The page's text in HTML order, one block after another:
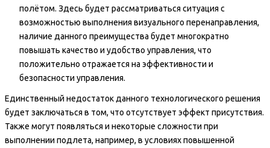
полётом. Здесь будет рассматриваться ситуация с
возможностью выполнения визуального перенаправления,
наличие данного преимущества будет многократно
повышать качество и удобство управления, что
положительно отражается на эффективности и
безопасности управления.
Единственный недостаток данного технологического решения
будет заключаться в том, что отсутствует эффект присутствия.
Также могут появляться и некоторые сложности при
выполнении подлета, например, в условиях повышенной